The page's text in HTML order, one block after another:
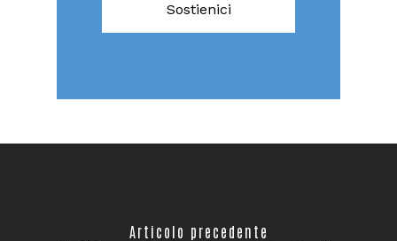
Sostienici
Articolo precedente